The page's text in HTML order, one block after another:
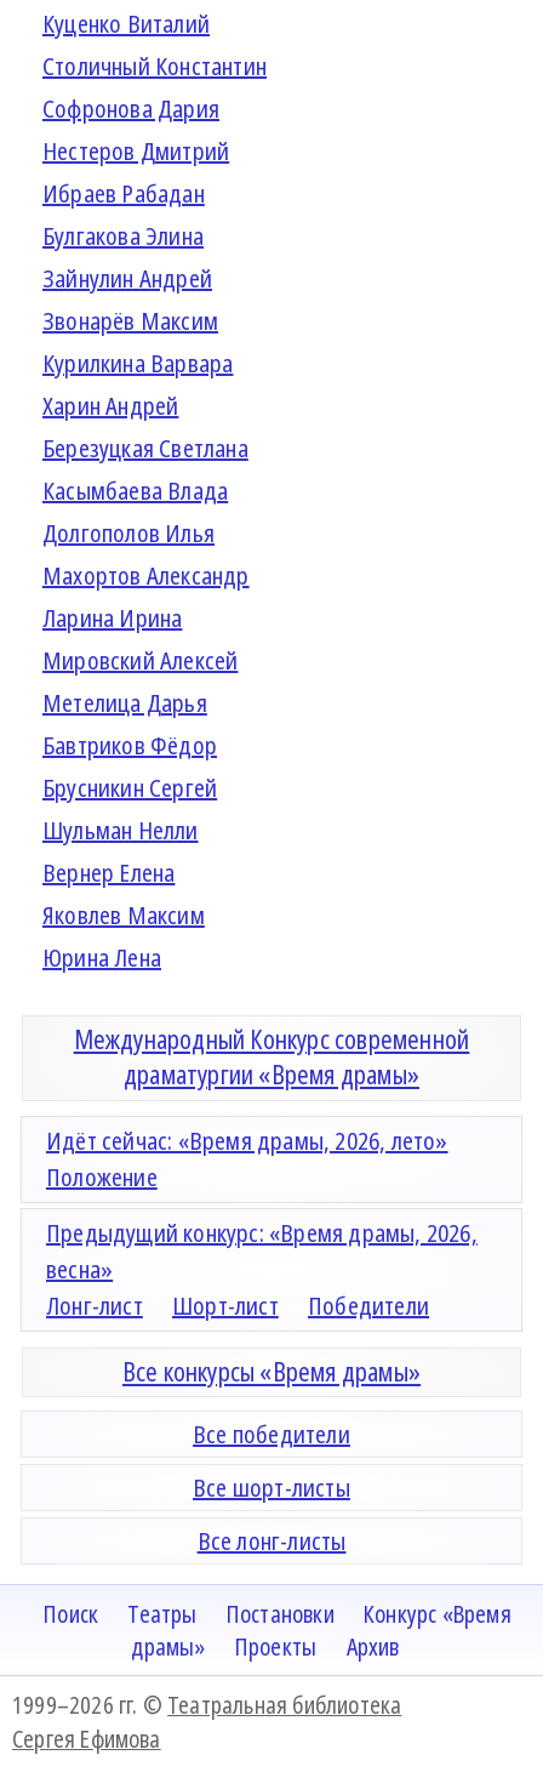
Куценко Виталий
Столичный Константин
Софронова Дария
Нестеров Дмитрий
Ибраев Рабадан
Булгакова Элина
Зайнулин Андрей
Звонарёв Максим
Курилкина Варвара
Харин Андрей
Березуцкая Светлана
Касымбаева Влада
Долгополов Илья
Махортов Александр
Ларина Ирина
Мировский Алексей
Метелица Дарья
Бавтриков Фёдор
Брусникин Сергей
Шульман Нелли
Вернер Елена
Яковлев Максим
Юрина Лена
Международный Конкурс современной
драматургии «Время драмы»
Идёт сейчас: «Время драмы, 2026, лето»
Положение
Предыдущий конкурс: «Время драмы, 2026,
весна»
Лонг-лист
Шорт-лист Победители
Все конкурсы «Время драмы»
Все победители
Все шорт-листы
Все лонг-листы
Поиск Театры Постановки
Конкурс «Время
драмы»
Проекты
Архив
1999–2026 гг. © Театральная библиотека
Сергея Ефимова